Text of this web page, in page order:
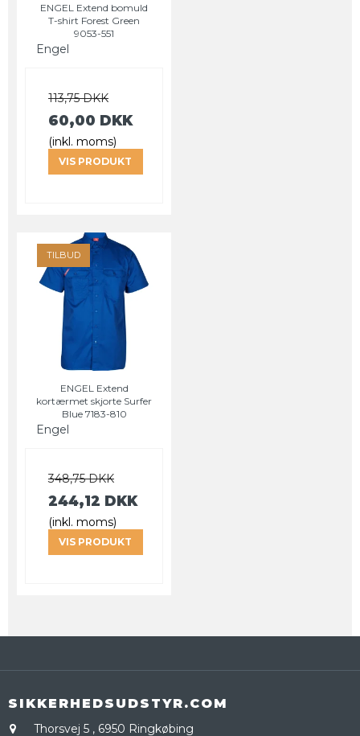
ENGEL Extend bomuld
T-shirt Forest Green
9053-551
Engel
113,75 DKK
60,00 DKK
(inkl. moms)
VIS PRODUKT
TILBUD
ENGEL Extend
kortærmet skjorte Surfer
Blue 7183-810
Engel
348,75 DKK
244,12 DKK
(inkl. moms)
VIS PRODUKT
SIKKERHEDSUDSTYR.COM
Thorsvej 5 , 6950 Ringkøbing